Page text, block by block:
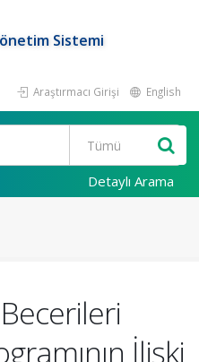
Sistemi
Araştırmacı Girişi English
Detaylı Arama
İlişki